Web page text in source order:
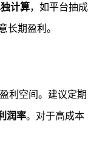
计算，如平台抽成
期盈利。
利空间。建议定期
润率。对于高成本